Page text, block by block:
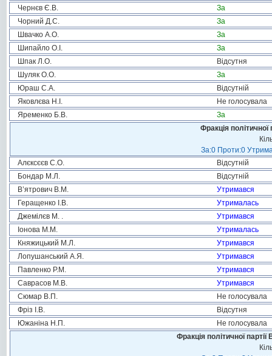
Чернєв Є.В.
За
Чорний Д.С.
За
Швачко А.О.
За
Шипайло О.І.
За
Шпак Л.О.
Відсутня
Шуляк О.О.
За
Юраш С.А.
Відсутній
Яковлєва Н.І.
Не голосувала
Яременко Б.В.
За
Фракція
За:0 Проти:0
Алєксєєв С.О.
Відсутній
Бондар М.Л.
Відсутній
В’ятрович В.М.
Утримався
Геращенко І.В.
Утрималась
Джемілєв М. .
Утримався
Іонова М.М.
Утрималась
Княжицький М.Л.
Утримався
Лопушанський А.Я.
Утримався
Павленко Р.М.
Утримався
Саврасов М.В.
Утримався
Сюмар В.П.
Не голосувала
Фріз І.В.
Відсутня
Южаніна Н.П.
Не голосувала
Фракція політичної